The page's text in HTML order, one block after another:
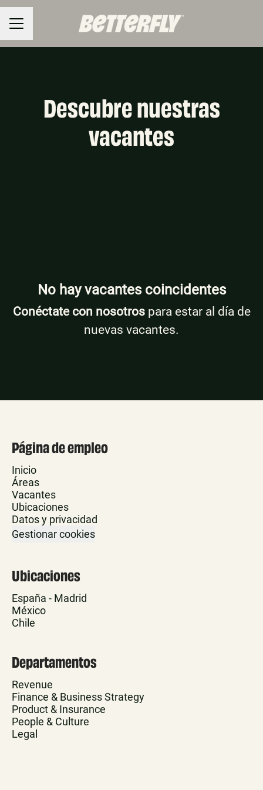
MENÚ DE EMPLEO
Descubre nuestras
vacantes
No hay vacantes coincidentes
Conéctate con nosotrospara estar al día de
nuevas vacantes.
Página de empleo
Inicio
Áreas
Vacantes
Ubicaciones
Datos y privacidad
Gestionar cookies
Ubicaciones
España - Madrid
México
Chile
Departamentos
Revenue
Finance & Business Strategy
Product & Insurance
People & Culture
Legal